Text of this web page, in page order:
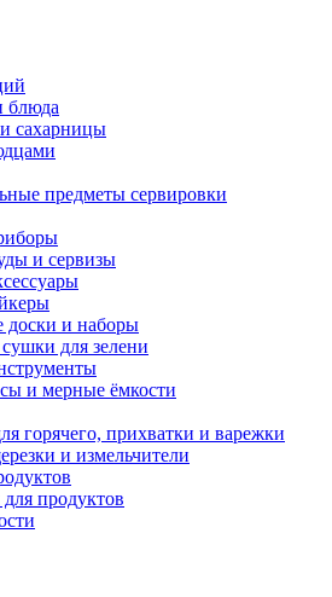
блюда
сахарницы
предметы сервировки
и сервизы
доски и наборы
для зелени
и мерные ёмкости
горячего, прихватки и варежки
и измельчители
продуктов